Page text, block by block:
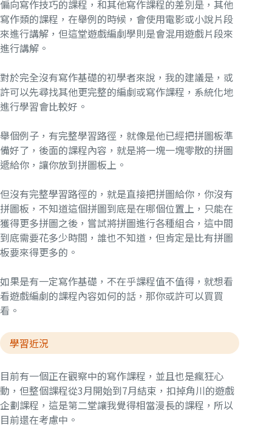
偏向寫作技巧的課程，和其他寫作課程的差別是，其他
寫作類的課程，在舉例的時候，會使用電影或小說片段
來進行講解，但這堂遊戲編劇學則是會混用遊戲片段來
進行講解。
對於完全沒有寫作基礎的初學者來說，我的建議是，或
許可以先尋找其他更完整的編劇或寫作課程，系統化地
進行學習會比較好。
舉個例子，有完整學習路徑，就像是他已經把拼圖板準
備好了，後面的課程內容，就是將一塊一塊零散的拼圖
遞給你，讓你放到拼圖板上。
但沒有完整學習路徑的，就是直接把拼圖給你，你沒有
拼圖板，不知道這個拼圖到底是在哪個位置上，只能在
獲得更多拼圖之後，嘗試將拼圖進行各種組合，這中間
到底需要花多少時間，誰也不知道，但肯定是比有拼圖
板要來得更多的。
如果是有一定寫作基礎，不在乎課程值不值得，就想看
看遊戲編劇的課程內容如何的話，那你或許可以買買
看。
學習近況
目前有一個正在觀察中的寫作課程，並且也是瘋狂心
動，但整個課程從3月開始到7月結束，扣掉角川的遊戲
企劃課程，這是第二堂讓我覺得相當漫長的課程，所以
目前還在考慮中。